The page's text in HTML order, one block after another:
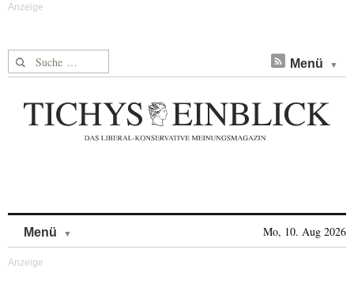
Suche nach: Menü
Menü Mo, 10. Aug 2026